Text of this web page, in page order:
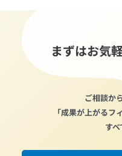
まずはお気
ご相談か
「成果が上がる
すべ